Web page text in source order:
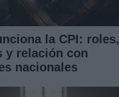
la CPI: roles,
y relación con
nacionales